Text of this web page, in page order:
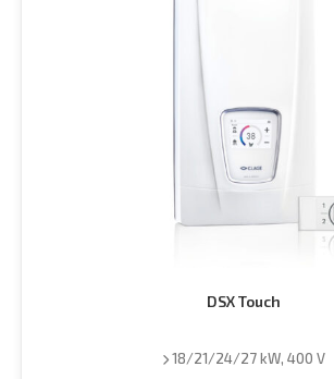
DSX Touch
18/21/24/27 kW, 400 V